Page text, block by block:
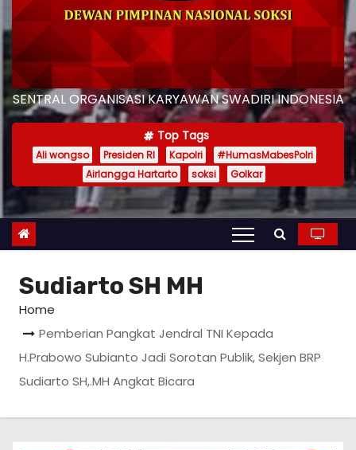
SENTRAL ORGANISASI KARYAWAN SWADIRI INDONESIA
Top Tags
Ali wongso Presiden RI Kapolri
#HumasMabesPolri
Airlangga Hartarto
soksi Golkar
Sudiarto SH MH
Home
Pemberian Pangkat Jendral TNI Kepada
H.Prabowo Subianto Jadi Sorotan Publik, Sekjen BRP
Sudiarto SH,.MH Angkat Bicara